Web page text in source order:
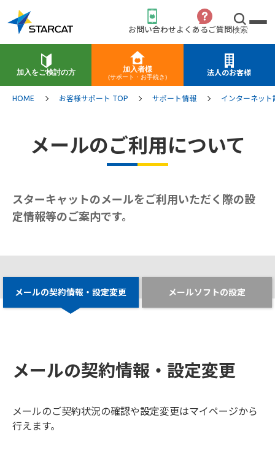
お問い合わせ よくあるご質問検索
加入をご検討の方 加入者様
(サポート・お手続き)
法人のお客様
HOME お客様サポート TOP サポート情報 インターネッ
メールのご利用について
スターキャットのメールをご利用いただく際の設
定情報等のご案内です。
メールの契約情報・設定変更 メールソフトの設定
メールの契約情報・設定変更
メールのご契約状況の確認や設定変更はマイページから
行えます。